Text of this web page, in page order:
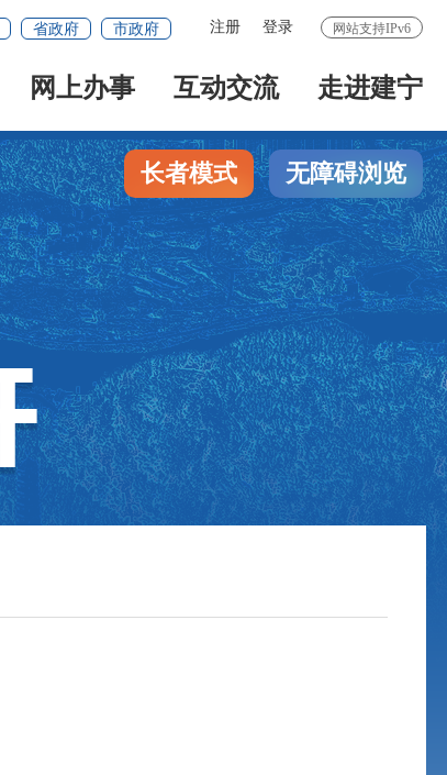
网站支持IPv6
注册 登录
省政府 市政府
网上办事 互动交流 走进建宁
长者模式 无障碍浏览